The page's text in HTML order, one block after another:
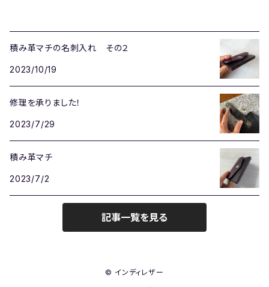
積み革マチの名刺入れ その２
2023/10/19
修理を承りました！
2023/7/29
積み革マチ
2023/7/2
記事一覧を見る
© インディレザー